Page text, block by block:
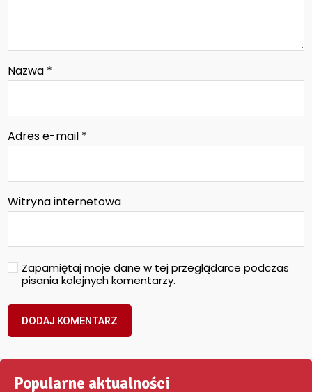
Nazwa *
Adres e-mail *
Witryna internetowa
Zapamiętaj moje dane w tej przeglądarce podczas
pisania kolejnych komentarzy.
Popularne aktualności